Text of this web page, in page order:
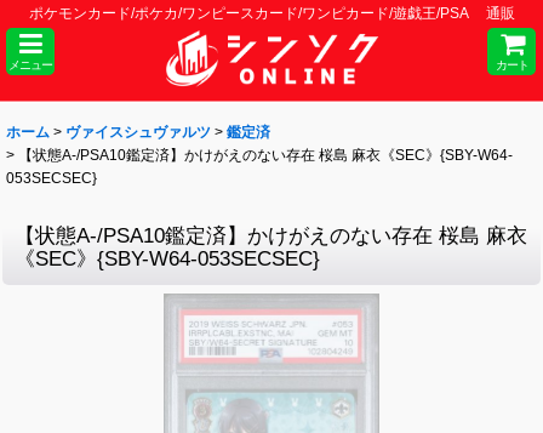
ポケモンカード/ポケカ/ワンピースカード/ワンピカード/遊戯王/PSA 通販
メニュー カート
ホーム > ヴァイスシュヴァルツ > 鑑定済
>
【状態A-/PSA10鑑定済】かけがえのない存在 桜島 麻衣《SEC》{SBY-W64-
053SECSEC}
【状態A-/PSA10鑑定済】かけがえのない存在 桜島 麻衣
《SEC》{SBY-W64-053SECSEC}